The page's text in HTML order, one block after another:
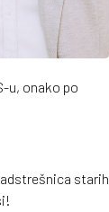
u, onako po
starih